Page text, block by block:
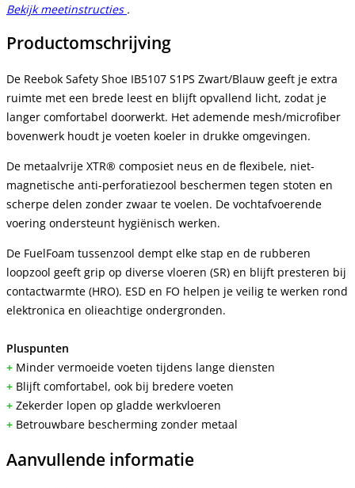
Bekijk meetinstructies .
Productomschrijving
De Reebok Safety Shoe IB5107 S1PS Zwart/Blauw geeft je extra
ruimte met een brede leest en blijft opvallend licht, zodat je
langer comfortabel doorwerkt. Het ademende mesh/microfiber
bovenwerk houdt je voeten koeler in drukke omgevingen.
De metaalvrije XTR® composiet neus en de flexibele, niet-
magnetische anti-perforatiezool beschermen tegen stoten en
scherpe delen zonder zwaar te voelen. De vochtafvoerende
voering ondersteunt hygiënisch werken.
De FuelFoam tussenzool dempt elke stap en de rubberen
loopzool geeft grip op diverse vloeren (SR) en blijft presteren bij
contactwarmte (HRO). ESD en FO helpen je veilig te werken rond
elektronica en olieachtige ondergronden.
Pluspunten
+ Minder vermoeide voeten tijdens lange diensten
+ Blijft comfortabel, ook bij bredere voeten
+ Zekerder lopen op gladde werkvloeren
+ Betrouwbare bescherming zonder metaal
Aanvullende informatie